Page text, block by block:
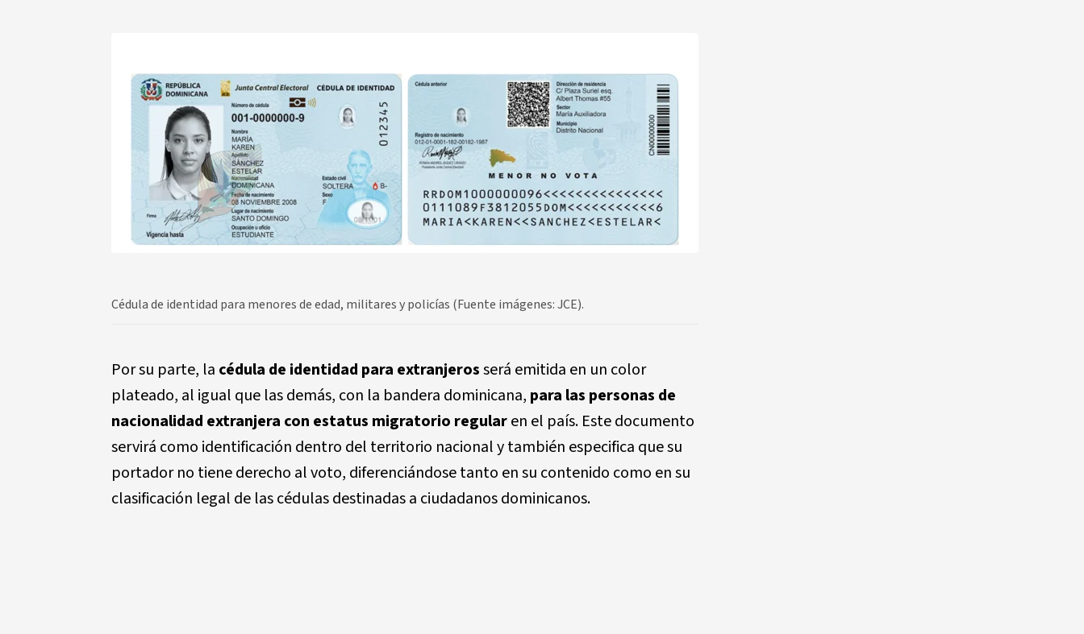
Cédula de identidad para menores de edad, militares y policías (Fuente imágenes: JCE).
Por su parte, la cédula de identidad para extranjerosserá emitida en un color
plateado, al igual que las demás, con la bandera dominicana, para las personas de
nacionalidad extranjera con estatus migratorio regularen el país. Este documento
servirá como identificación dentro del territorio nacional y también especifica que su
portador no tiene derecho al voto, diferenciándose tanto en su contenido como en su
clasificación legal de las cédulas destinadas a ciudadanos dominicanos.